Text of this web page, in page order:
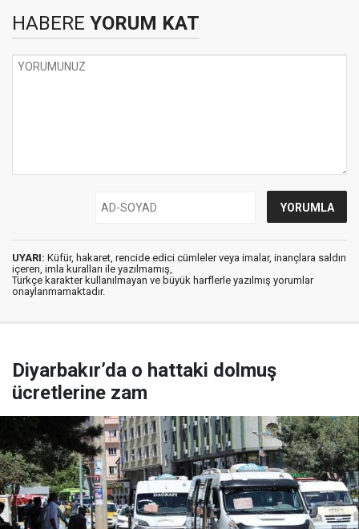
HABERE YORUM KAT
UYARI: Küfür, hakaret, rencide edici cümleler veya imalar, inançlara saldırı
içeren, imla kuralları ile yazılmamış,
Türkçe karakter kullanılmayan ve büyük harflerle yazılmış yorumlar
onaylanmamaktadır.
Diyarbakır’da o hattaki dolmuş
ücretlerine zam